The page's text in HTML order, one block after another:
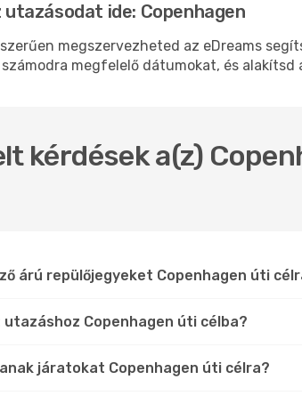
ide: Copenhagen
megszervezheted az eDreams
megfelelő dátumokat, és
kérdések a(z)
árú repülőjegyeket Copenhagen úti
utazáshoz Copenhagen úti célba?
járatokat Copenhagen úti célra?